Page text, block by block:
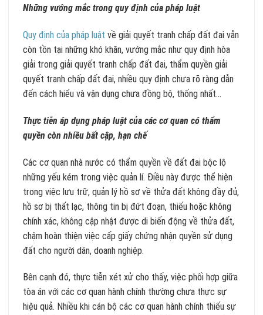
Những vướng mắc trong quy định của pháp luật
Quy định của pháp luật về giải quyết tranh chấp đất đai vẫn
còn tồn tại những khó khăn, vướng mắc như quy định hòa
giải trong giải quyết tranh chấp đất đai, thẩm quyền giải
quyết tranh chấp đất đai, nhiều quy định chưa rõ ràng dẫn
đến cách hiểu và vận dụng chưa đồng bộ, thống nhất…
Thực tiễn áp dụng pháp luật của các cơ quan có thẩm
quyền còn nhiều bất cập, hạn chế
Các cơ quan nhà nước có thẩm quyền về đất đai bộc lộ
những yếu kém trong việc quản lí. Điều này được thể hiện
trong việc lưu trữ, quản lý hồ sơ về thửa đất không đầy đủ,
hồ sơ bị thất lạc, thông tin bị đứt đoạn, thiếu hoặc không
chính xác, không cập nhật được di biến động về thửa đất,
chậm hoàn thiện việc cấp giấy chứng nhận quyền sử dụng
đất cho người dân, doanh nghiệp.
Bên cạnh đó, thực tiễn xét xử cho thấy, việc phối hợp giữa
tòa án với các cơ quan hành chính thường chưa thực sự
hiệu quả. Nhiều khi cán bộ các cơ quan hành chính thiếu sự